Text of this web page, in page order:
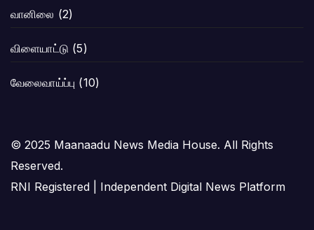
வானிலை (2)
விளையாட்டு (5)
வேலைவாய்ப்பு (10)
© 2025 Maanaadu News Media House. All Rights
Reserved.
RNI Registered | Independent Digital News Platform